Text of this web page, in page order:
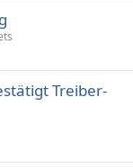
Treiber-